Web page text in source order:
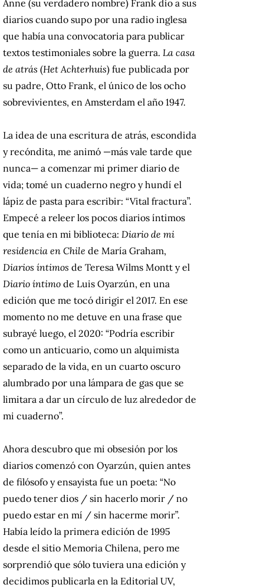
Anne (su verdadero nombre) Frank dio a sus
diarios cuando supo por una radio inglesa
que había una convocatoria para publicar
textos testimoniales sobre la guerra. La casa
de atrás (Het Achterhuis) fue publicada por
su padre, Otto Frank, el único de los ocho
sobrevivientes, en Amsterdam el año 1947.
La idea de una escritura de atrás, escondida
y recóndita, me animó —más vale tarde que
nunca— a comenzar mi primer diario de
vida; tomé un cuaderno negro y hundí el
lápiz de pasta para escribir: “Vital fractura”.
Empecé a releer los pocos diarios íntimos
que tenía en mi biblioteca: Diario de mi
residencia en Chile de María Graham,
Diarios íntimos de Teresa Wilms Montt y el
Diario íntimo de Luis Oyarzún, en una
edición que me tocó dirigir el 2017. En ese
momento no me detuve en una frase que
subrayé luego, el 2020: “Podría escribir
como un anticuario, como un alquimista
separado de la vida, en un cuarto oscuro
alumbrado por una lámpara de gas que se
limitara a dar un círculo de luz alrededor de
mi cuaderno”.
Ahora descubro que mi obsesión por los
diarios comenzó con Oyarzún, quien antes
de filósofo y ensayista fue un poeta: “No
puedo tener dios / sin hacerlo morir / no
puedo estar en mí / sin hacerme morir”.
Había leído la primera edición de 1995
desde el sitio Memoria Chilena, pero me
sorprendió que sólo tuviera una edición y
decidimos publicarla en la Editorial UV,